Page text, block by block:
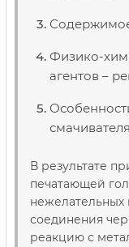
Физико-
агентов –
В результате
печатающей
соединения
реакцию с